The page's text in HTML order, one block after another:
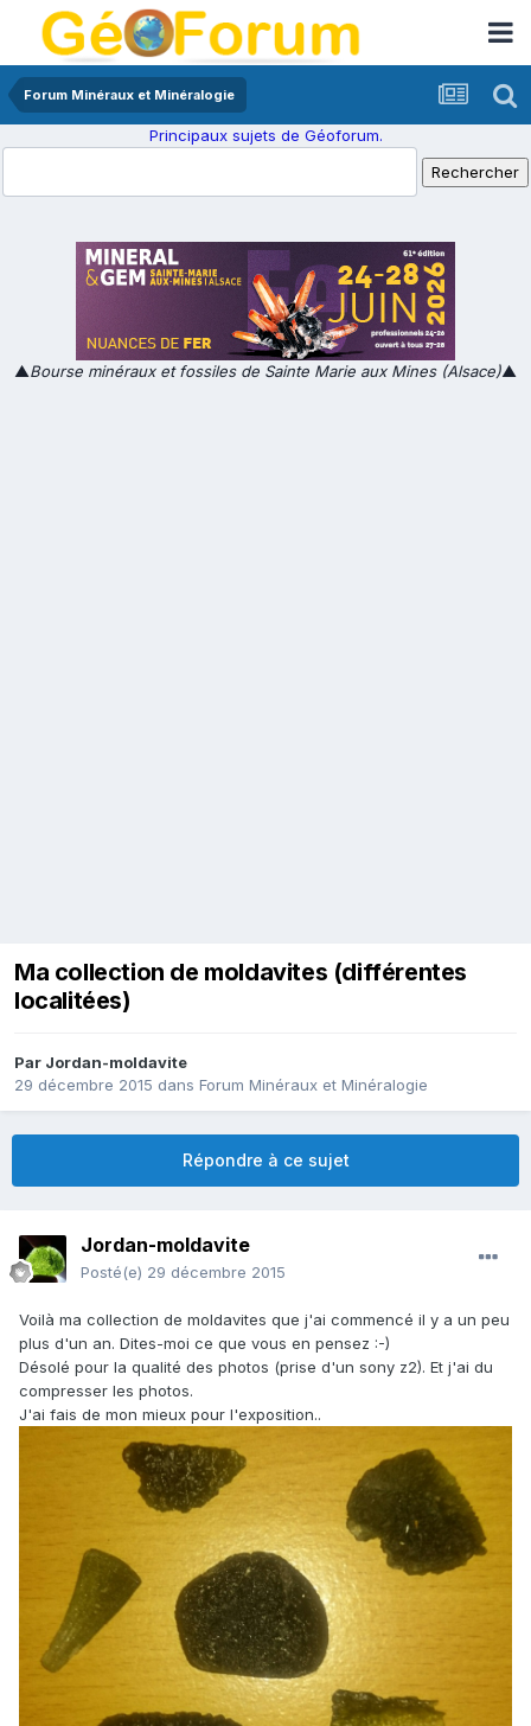
Forum Minéraux et Minéralogie
Principaux sujets de Géoforum.
▲Bourse minéraux et fossiles de Sainte Marie aux Mines (Alsace)▲
Ma collection de moldavites (différentes
localitées)
Par Jordan-moldavite
29 décembre 2015 dans Forum Minéraux et Minéralogie
Répondre à ce sujet
Jordan-moldavite
Posté(e) 29 décembre 2015
Voilà ma collection de moldavites que j'ai commencé il y a un peu
plus d'un an. Dites-moi ce que vous en pensez :-)
Désolé pour la qualité des photos (prise d'un sony z2). Et j'ai du
compresser les photos.
J'ai fais de mon mieux pour l'exposition..